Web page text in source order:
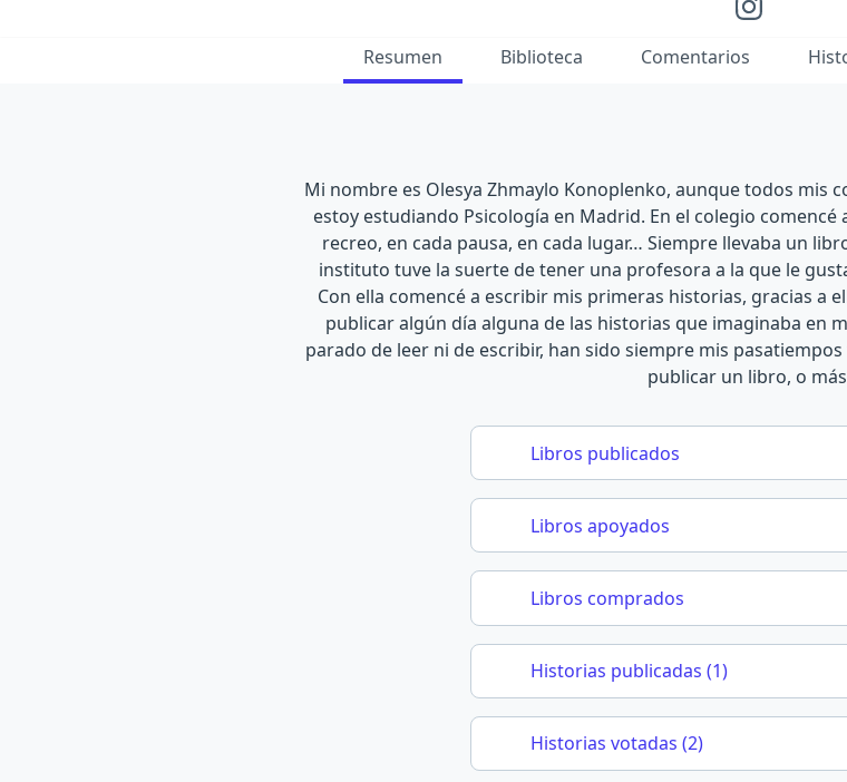
Resumen Biblioteca Comentarios
Mi nombre es Olesya Zhmaylo Konoplenko, aunque todos mis
estoy estudiando Psicología en Madrid. En el colegio
recreo, en cada pausa, en cada lugar… Siempre llevaba un
instituto tuve la suerte de tener una profesora a la que le
Con ella comencé a escribir mis primeras historias, gracias a
publicar algún día alguna de las historias que imaginaba en
parado de leer ni de escribir, han sido siempre mis
publicar un libro, o
Libros publicados
Libros apoyados
Libros comprados
Historias publicadas (1)
Historias votadas (2)